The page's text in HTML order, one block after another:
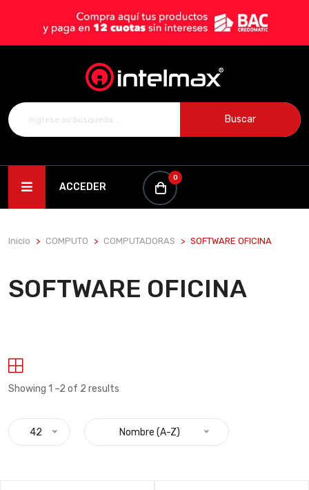
Buscar
ACCEDER
0
Inicio COMPUTO COMPUTADORAS SOFTWARE OFICINA
SOFTWARE OFICINA
Showing 1 –2 of 2 results
42 Nombre (A-Z)